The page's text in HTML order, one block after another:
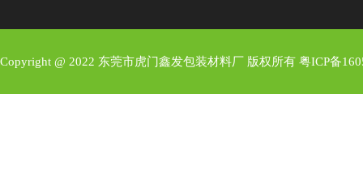
Copyright @ 2022 东莞市虎门鑫发包装材料厂 版权所有 粤ICP备